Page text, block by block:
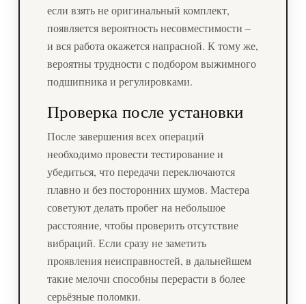
если взять не оригинальный комплект,
появляется вероятность несовместимости –
и вся работа окажется напрасной. К тому же,
вероятны трудности с подбором выжимного
подшипника и регулировками.
Проверка после установки
После завершения всех операций
необходимо провести тестирование и
убедиться, что передачи переключаются
плавно и без посторонних шумов. Мастера
советуют делать пробег на небольшое
расстояние, чтобы проверить отсутствие
вибраций. Если сразу не заметить
проявления неисправностей, в дальнейшем
такие мелочи способны перерасти в более
серьёзные поломки.